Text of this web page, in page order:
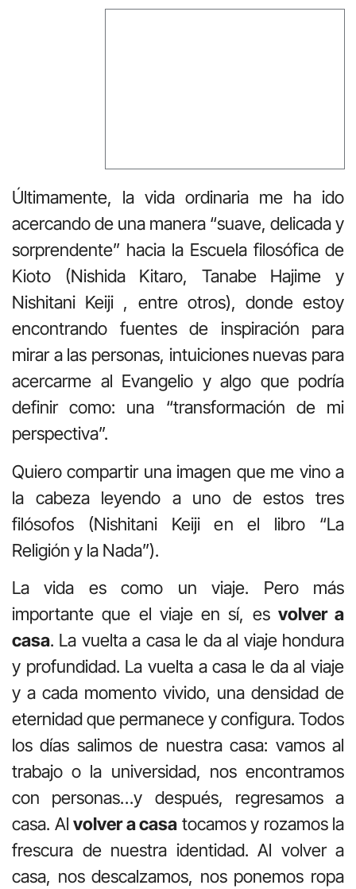
Últimamente, la vida ordinaria me ha ido
acercando de una manera “suave, delicada y
sorprendente” hacia la Escuela filosófica de
Kioto (Nishida Kitaro, Tanabe Hajime y
Nishitani Keiji , entre otros), donde estoy
encontrando fuentes de inspiración para
mirar a las personas, intuiciones nuevas para
acercarme al Evangelio y algo que podría
definir como: una “transformación de mi
perspectiva”.
Quiero compartir una imagen que me vino a
la cabeza leyendo a uno de estos tres
filósofos (Nishitani Keiji en el libro “La
Religión y la Nada”).
La vida es como un viaje. Pero más
importante que el viaje en sí, es volver a
casa. La vuelta a casa le da al viaje hondura
y profundidad. La vuelta a casa le da al viaje
y a cada momento vivido, una densidad de
eternidad que permanece y configura. Todos
los días salimos de nuestra casa: vamos al
trabajo o la universidad, nos encontramos
con personas…y después, regresamos a
casa. Al volver a casa tocamos y rozamos la
frescura de nuestra identidad. Al volver a
casa, nos descalzamos, nos ponemos ropa